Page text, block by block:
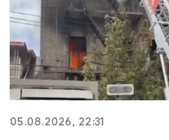
05.08.2026, 22:31